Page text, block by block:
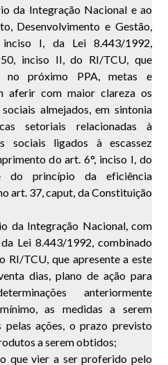
da Integração Nacional e ao
Desenvolvimento e Gestão,
I, da Lei 8.443/1992,
inciso II, do RI/TCU, que
no próximo PPA, metas e
aferir com maior clareza os
almejados, em sintonia
setoriais relacionadas à
sociais ligados à escassez
do art. 6°, inciso I, do
do princípio da eficiência
art. 37, caput, da Constituição
da Integração Nacional, com
Lei 8.443/1992, combinado
RI/TCU, que apresente a este
dias, plano de ação para
anteriormente
as medidas a serem
pelas ações, o prazo previsto
a serem obtidos;
que vier a ser proferido pelo